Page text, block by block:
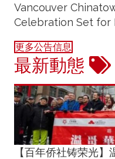
Vancouver
Celebration Set for
更多公告信息
最新動態
【百年侨社铸荣光